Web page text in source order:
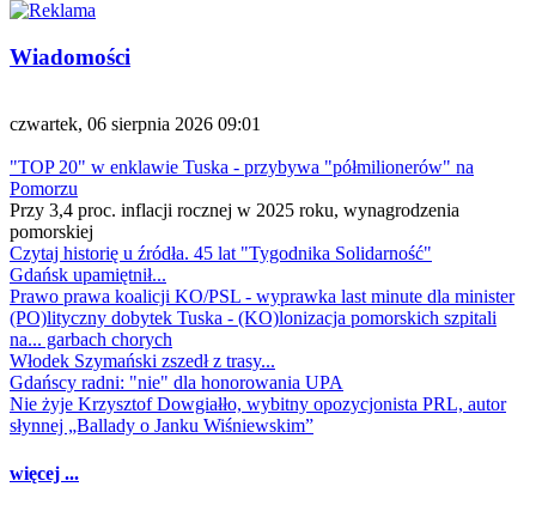
Wiadomości
czwartek, 06 sierpnia 2026 09:01
"TOP 20" w enklawie Tuska - przybywa "półmilionerów" na
Pomorzu
Przy 3,4 proc. inflacji rocznej w 2025 roku, wynagrodzenia
pomorskiej
Czytaj historię u źródła. 45 lat "Tygodnika Solidarność"
Gdańsk upamiętnił...
Prawo prawa koalicji KO/PSL - wyprawka last minute dla minister
(PO)lityczny dobytek Tuska - (KO)lonizacja pomorskich szpitali
na... garbach chorych
Włodek Szymański zszedł z trasy...
Gdańscy radni: "nie" dla honorowania UPA
Nie żyje Krzysztof Dowgiałło, wybitny opozycjonista PRL, autor
słynnej „Ballady o Janku Wiśniewskim”
więcej ...